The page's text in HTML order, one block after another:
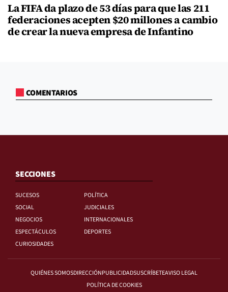
La FIFA da plazo de 53 días para que las 211
federaciones acepten $20 millones a cambio
de crear la nueva empresa de Infantino
COMENTARIOS
SECCIONES
SUCESOS
POLÍTICA
SOCIAL
JUDICIALES
NEGOCIOS
INTERNACIONALES
ESPECTÁCULOS
DEPORTES
CURIOSIDADES
QUIÉNES SOMOSDIRECCIÓNPUBLICIDADSUSCRÍBETEAVISO LEGAL
POLÍTICA DE COOKIES